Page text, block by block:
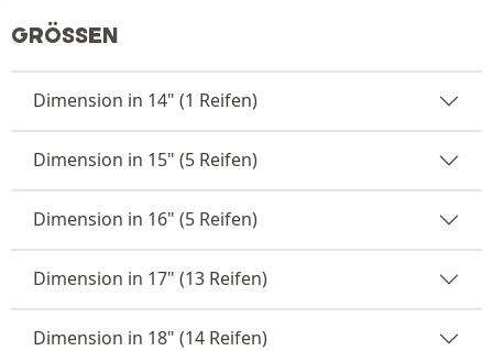
GRÖSSEN
Dimension in 14" (1 Reifen)
Dimension in 15" (5 Reifen)
Dimension in 16" (5 Reifen)
Dimension in 17" (13 Reifen)
Dimension in 18" (14 Reifen)